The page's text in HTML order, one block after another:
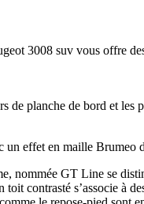
3008 suv vous offre
de planche de bord et les
un effet en maille Brumeo
nommée GT Line se
toit contrasté s’associe à